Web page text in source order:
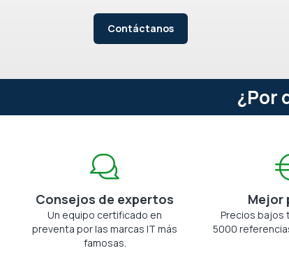
Contáctanos
¿Por
Consejos de expertos
Un equipo certificado en
preventa por las marcas IT más
famosas.
Mejor
Precios bajos
5000